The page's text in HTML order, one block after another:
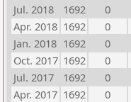
Jul. 2018
1692 0
Apr. 2018 1692 0
Jan. 2018 1692 0
Oct. 2017 1692 0
Jul. 2017
1692 0
Apr. 2017 1692 0